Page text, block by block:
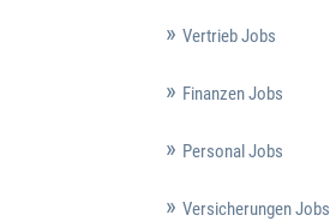
Vertrieb Jobs
Finanzen Jobs
Personal Jobs
Versicherungen Jobs